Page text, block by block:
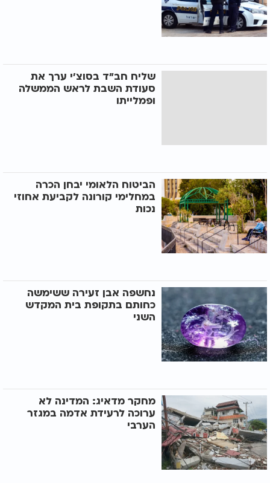
שליח חב"ד בסוצ’י ערך את
סעודת השבת לראש הממשלה
ופמלייתו
הביטוח הלאומי יבחן הכרה
במחלימי קורונה לקביעת אחוזי
נכות
נחשפה אבן זעירה ששימשה
כחותם בתקופת בית המקדש
השני
מחקר מדאיג: המדינה לא
ערוכה לרעידת אדמה במגזר
הערבי